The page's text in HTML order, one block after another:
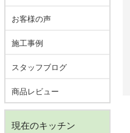
お客様の声
施工事例
スタッフブログ
商品レビュー
現在のキッチン